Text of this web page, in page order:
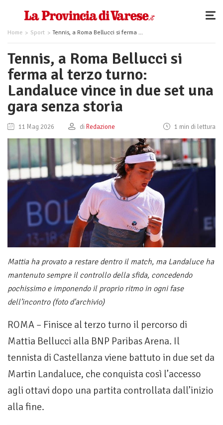
Home Sport Tennis, a Roma Bellucci si ferma al terzo turno: Landaluce vince in due set una gara senza storia
Tennis, a Roma Bellucci si
ferma al terzo turno:
Landaluce vince in due set una
gara senza storia
11 Mag 2026 di Redazione 1 min di lettura
Mattia ha provato a restare dentro il match, ma Landaluce ha
mantenuto sempre il controllo della sfida, concedendo
pochissimo e imponendo il proprio ritmo in ogni fase
dell’incontro (foto d'archivio)
ROMA – Finisce al terzo turno il percorso di
Mattia Bellucci alla BNP Paribas Arena. Il
tennista di Castellanza viene battuto in due set da
Martin Landaluce, che conquista così l’accesso
agli ottavi dopo una partita controllata dall’inizio
alla fine.